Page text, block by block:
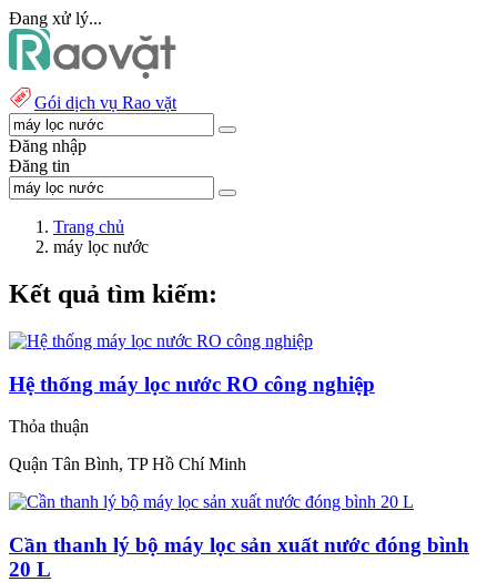
Đang xử lý...
Gói dịch vụ Rao vặt
Đăng nhập
Đăng tin
Trang chủ
máy lọc nước
Kết quả tìm kiếm:
Hệ thống máy lọc nước RO công nghiệp
Thỏa thuận
Quận Tân Bình, TP Hồ Chí Minh
Cần thanh lý bộ máy lọc sản xuất nước đóng bình
20 L